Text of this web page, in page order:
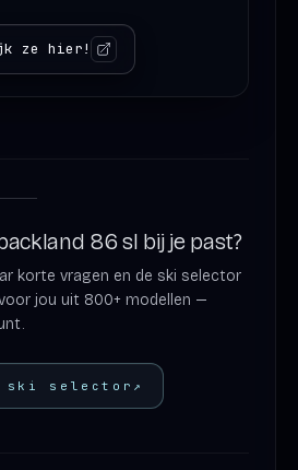
ze hier!
86 sl bij je past?
korte vragen en de ski selector
jou uit 800+ modellen —
ski selector ↗